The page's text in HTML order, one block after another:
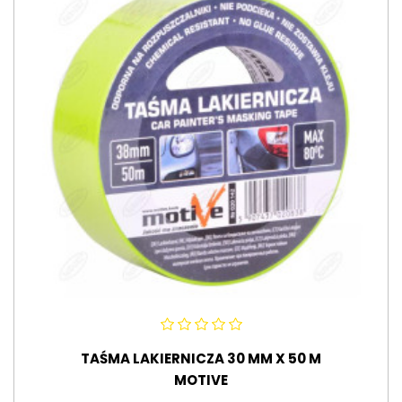
TAŚMA LAKIERNICZA 30 MM X 50 M
MOTIVE